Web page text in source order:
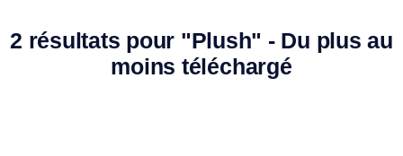
2 résultats pour "Plush" - Du plus au
moins téléchargé